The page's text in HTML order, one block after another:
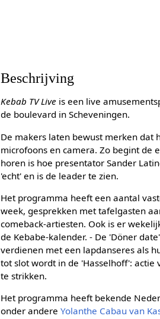
Beschrijving
Kebab TV Live is een live
de boulevard in Scheveningen.
De makers laten bewust merken dat
microfoons en camera. Zo begint de
horen is hoe presentator Sander
'echt' en is de leader te zien.
Het programma heeft een aantal
week, gesprekken met tafelgasten
comeback-artiesten. Ook is er
de Kebabe-kalender. - De 'Döner
verdienen met een lapdanseres als
tot slot wordt in de 'Hasselhoff': actie
te strikken.
Het programma heeft bekende
onder andereYolanthe Cabau van